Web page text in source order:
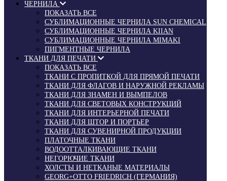
ЧЕРНИЛА
ПОКАЗАТЬ ВСЕ
СУБЛИМАЦИОННЫЕ ЧЕРНИЛА SUN CHEMICAL
СУБЛИМАЦИОННЫЕ ЧЕРНИЛА KIIAN
СУБЛИМАЦИОННЫЕ ЧЕРНИЛА MIMAKI
ПИГМЕНТНЫЕ ЧЕРНИЛА
ТКАНИ ДЛЯ ПЕЧАТИ
ПОКАЗАТЬ ВСЕ
ТКАНИ С ПРОПИТКОЙ ДЛЯ ПРЯМОЙ ПЕЧАТИ
ТКАНИ ДЛЯ ФЛАГОВ И НАРУЖНОЙ РЕКЛАМЫ
ТКАНИ ДЛЯ ЗНАМЕН И ВЫМПЕЛОВ
ТКАНИ ДЛЯ СВЕТОВЫХ КОНСТРУКЦИЙ
ТКАНИ ДЛЯ ИНТЕРЬЕРНОЙ ПЕЧАТИ
ТКАНИ ДЛЯ ШТОР И ПОРТЬЕР
ТКАНИ ДЛЯ СУВЕНИРНОЙ ПРОДУКЦИИ
ПЛАТОЧНЫЕ ТКАНИ
ВОДООТТАЛКИВАЮЩИЕ ТКАНИ
НЕГОРЮЧИЕ ТКАНИ
ХОЛСТЫ И НЕТКАНЫЕ МАТЕРИАЛЫ
GEORG+OTTO FRIEDRICH (ГЕРМАНИЯ)